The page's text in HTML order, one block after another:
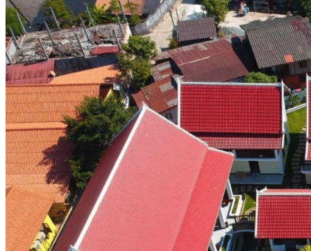
Vieng Xai
Phongsaly
Sam Neua
Sud Laos
Thakhek
Savannakhet
Khammouane
Salavan
Paksé
4000 Iles
Champassak
Vat Phou
Plateau des Boloven
Nos circuits
Organisation
Petit groupe
Sur-mesure
Ambiance
Famille